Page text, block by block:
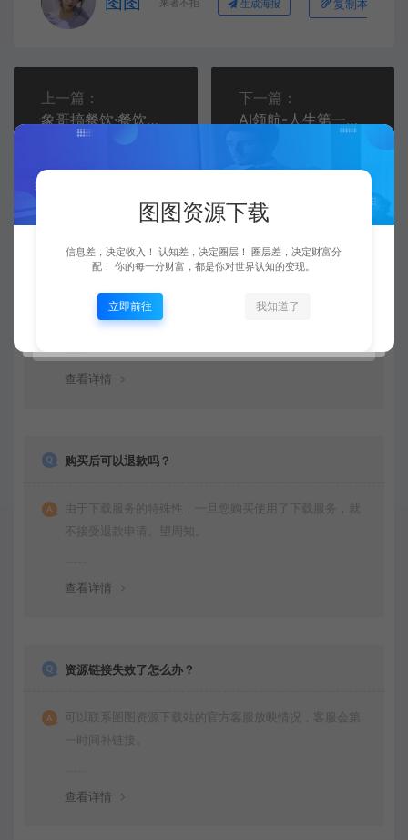
来者不拒 生成海报 复制本文链接
上一篇：
象哥搞餐饮·餐饮爆店营销实战方法，小白能立刻上手的课
下一篇：
AI领航-人生第一节AI课，拉开你与普通工作者的距离！30位AI领域极客，汇集1000小时Al心得
资源是每天更新吗？
是的，图图资源下载站坚持每天更新市面上最新的课程、
源码、模板等等资源。
查看详情
购买后可以退款吗？
由于下载服务的特殊性，一旦您购买使用了下载服务，就
不接受退款申请。望周知。
查看详情
资源链接失效了怎么办？
可以联系图图资源下载站的官方客服放映情况，客服会第
一时间补链接。
查看详情
图图资源下载
信息差，决定收入！ 认知差，决定圈层！ 圈层差，决定财富分
配！ 你的每一分财富，都是你对世界认知的变现。
立即前往 我知道了